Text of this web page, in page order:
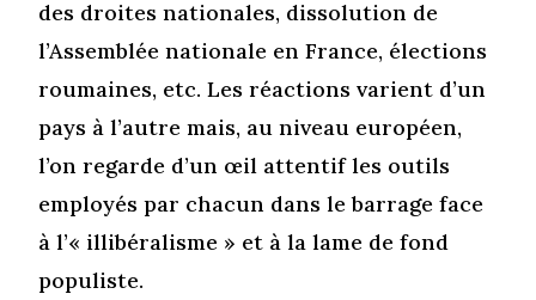
des droites nationales, dissolution de
l’Assemblée nationale en France, élections
roumaines, etc. Les réactions varient d’un
pays à l’autre mais, au niveau européen,
l’on regarde d’un œil attentif les outils
employés par chacun dans le barrage face
à l’« illibéralisme » et à la lame de fond
populiste.